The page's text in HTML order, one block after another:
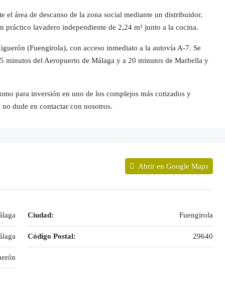
el área de descanso de la zona social mediante un distribuidor.
práctico lavadero independiente de 2,24 m² junto a la cocina.
(Fuengirola), con acceso inmediato a la autovía A-7. Se
minutos del Aeropuerto de Málaga y a 20 minutos de Marbella y
para inversión en uno de los complejos más cotizados y
dude en contactar con nosotros.
Abrir en Google Maps
Ciudad: Fuengirola
Código Postal: 29640